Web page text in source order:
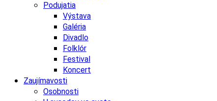
Podujatia
Výstava
Galéria
Divadlo
Folklór
Festival
Koncert
Zaujímavosti
Osobnosti